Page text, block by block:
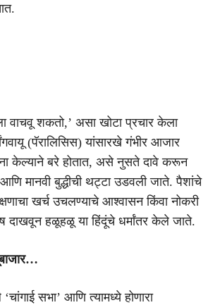
वाचवू शकतो,’ असा खोटा प्रचार केला
(पॅरालिसिस) यांसारखे गंभीर आजार
केल्याने बरे होतात, असे नुसते दावे करून
आणि मानवी बुद्धीची थट्टा उडवली जाते. पैशांचे
खर्च उचलण्याचे आश्वासन किंवा नोकरी
दाखवून हळूहळू या हिंदूंचे धर्मांतर केले जाते.
सभा’ आणि त्यामध्ये होणारा